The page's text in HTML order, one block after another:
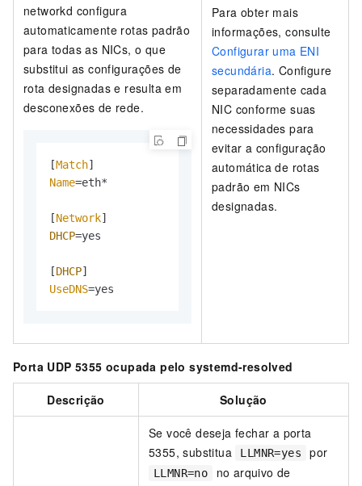
networkd configura
automaticamente rotas padrão
para todas as NICs, o que
substitui as configurações de
rota designadas e resulta em
desconexões de rede.
[Match
Name=eth*
[Network
DHCP=yes
[DHCP
UseDNS=yes
Para obter mais
informações, consulte
Configurar uma ENI
secundária. Configure
separadamente cada
NIC conforme suas
necessidades para
evitar a configuração
automática de rotas
padrão em NICs
designadas.
Porta UDP 5355 ocupada pelo systemd-resolved
Descrição Solução
Se você deseja fechar a porta
5355, substitua
LLMNR=yes por
LLMNR=no
no arquivo de